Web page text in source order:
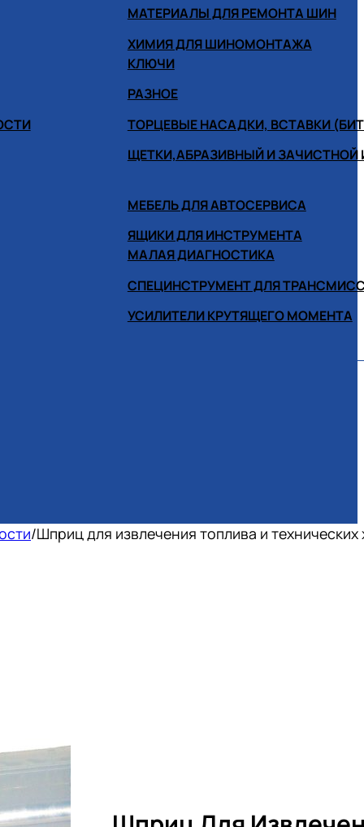
МАТЕРИАЛЫ ДЛЯ РЕМОНТА ШИН
ХИМИЯ ДЛЯ ШИНОМОНТАЖА
КЛЮЧИ
РАЗНОЕ
ТОРЦЕВЫЕ НАСАДКИ, ВСТАВКИ
ЩЕТКИ,АБРАЗИВНЫЙ И ЗАЧИСТНОЙ
МЕБЕЛЬ ДЛЯ АВТОСЕРВИСА
ЯЩИКИ ДЛЯ ИНСТРУМЕНТА
МАЛАЯ ДИАГНОСТИКА
СПЕЦИНСТРУМЕНТ ДЛЯ
УСИЛИТЕЛИ КРУТЯЩЕГО МОМЕНТА
/Шприц для извлечения топлива и технических